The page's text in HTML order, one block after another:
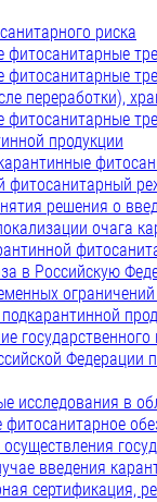
риска
фитосанитарные
переработки),
продукции
фитосанитарный
решения о
очага
в Российскую
Федерации
исследования в
введения
сертификация,